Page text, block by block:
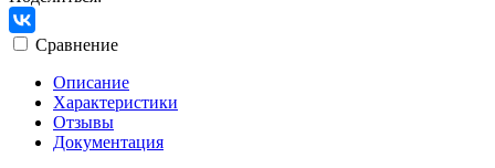
Сравнение
Описание
Характеристики
Отзывы
Документация